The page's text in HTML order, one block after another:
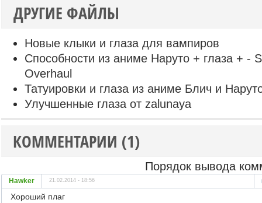
ДРУГИЕ ФАЙЛЫ
Новые клыки и глаза для вампиров
Способности из аниме Наруто + глаза + -
Overhaul
Татуировки и глаза из аниме Блич и
Улучшенные глаза от zalunaya
КОММЕНТАРИИ (1)
Порядок вывода
Hawker 21.02.2014 - 18:56
Хороший плаг